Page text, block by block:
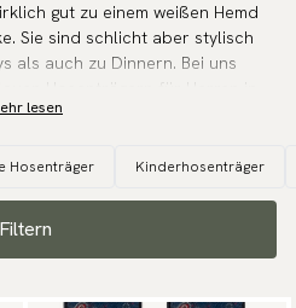
gut zu einem weißen Hemd
Sie sind schlicht aber stylisch
als auch zu Dinnern. Bei uns
Mustern für alle Gelegenheiten.
lesen
Hosenträger Kinderhosenträger
Filtern